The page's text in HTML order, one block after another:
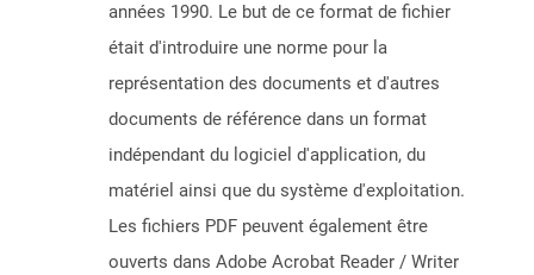
années 1990. Le but de ce format de fichier
était d'introduire une norme pour la
représentation des documents et d'autres
documents de référence dans un format
indépendant du logiciel d'application, du
matériel ainsi que du système d'exploitation.
Les fichiers PDF peuvent également être
ouverts dans Adobe Acrobat Reader / Writer